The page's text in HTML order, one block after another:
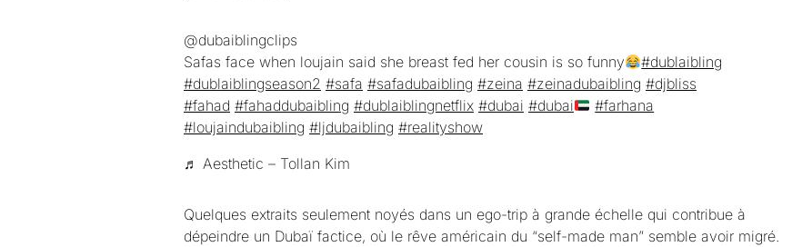
@dubaiblingclips
Safas face when loujain said she breast fed her cousin is so funny
#dublaibling
#dublaiblingseason2 #safa #safadubaibling #zeina #zeinadubaibling #djbliss
#fahad #fahaddubaibling #dublaiblingnetflix #dubai #dubai
#farhana
#loujaindubaibling #ljdubaibling #realityshow
♬ Aesthetic – Tollan Kim
Quelques extraits seulement noyés dans un ego-trip à grande échelle qui contribue à
dépeindre un Dubaï factice, où le rêve américain du “self-made man” semble avoir migré.